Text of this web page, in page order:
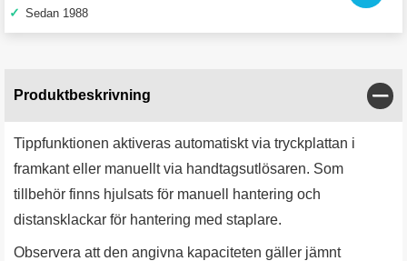
✓ Sedan 1988
Produktbeskrivning
Tippfunktionen aktiveras automatiskt via tryckplattan i
framkant eller manuellt via handtagsutlösaren. Som
tillbehör finns hjulsats för manuell hantering och
distansklackar för hantering med staplare.
Observera att den angivna kapaciteten gäller jämnt